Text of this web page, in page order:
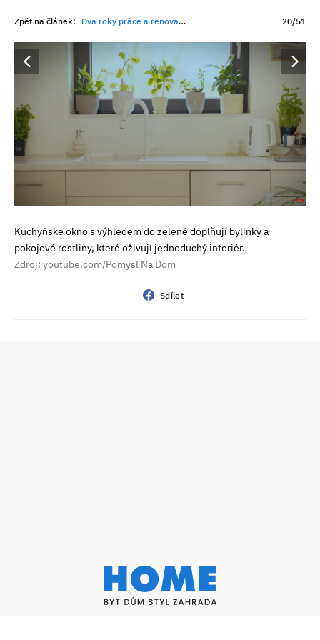
Zpět na článek: Dva roky práce a renovace za 1,4 milionu. Zarostlá ruina nakonec odhalila nečekanou rodinnou historii 20/51
Kuchyňské okno s výhledem do zeleně doplňují bylinky a
pokojové rostliny, které oživují jednoduchý interiér.
Zdroj: youtube.com/Pomysł Na Dom
Sdílet